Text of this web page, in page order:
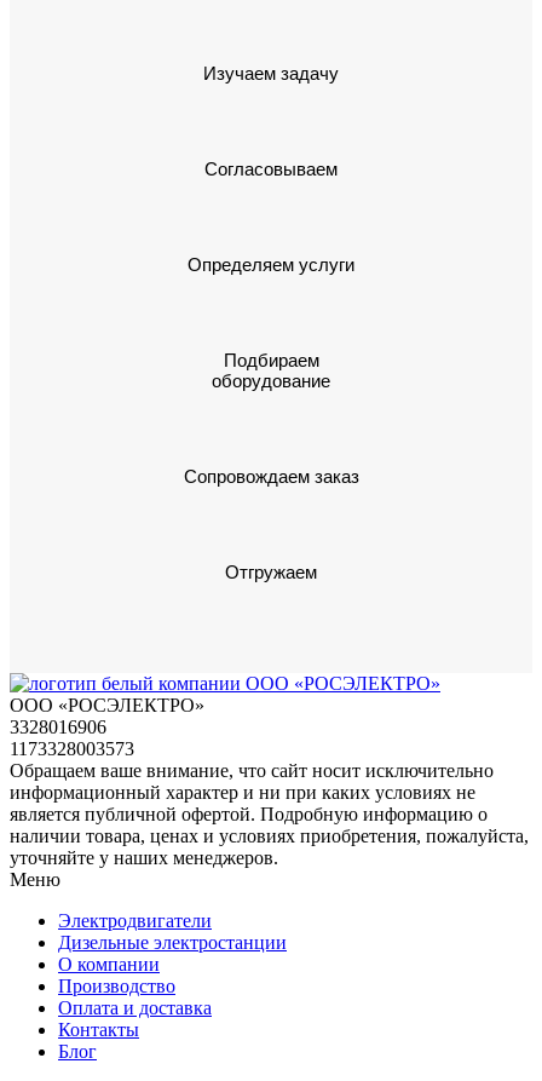
Изучаем задачу
Согласовываем
Определяем услуги
Подбираем
оборудование
Сопровождаем заказ
Отгружаем
ООО «РОСЭЛЕКТРО»
3328016906
1173328003573
Обращаем ваше внимание, что сайт носит исключительно
информационный характер и ни при каких условиях не
является публичной офертой. Подробную информацию о
наличии товара, ценах и условиях приобретения, пожалуйста,
уточняйте у наших менеджеров.
Меню
Электродвигатели
Дизельные электростанции
О компании
Производство
Оплата и доставка
Контакты
Блог